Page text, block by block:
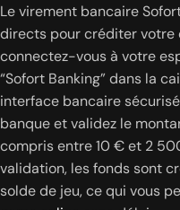
Le virement bancaire
directs pour créditer votre
connectez-vous à votre
“Sofort Banking” dans la
interface bancaire
banque et validez le
compris entre 10 € et 2
validation, les fonds sont
solde de jeu, ce qui vous